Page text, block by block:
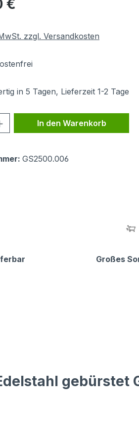
€
zzgl. Versandkosten
in 5 Tagen, Lieferzeit 1-2 Tage
Anzahl: Gib den
In den Warenkorb
GS2500.006
Großes
gebürstet